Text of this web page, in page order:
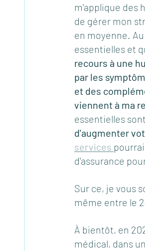
m'applique des
de gérer mon
en moyenne.
essentielles et
recours à une
par les
et des
viennent à ma
essentielles
d'augmenter
services
d'assurance
Sur ce, je vous
même entre le
À bientôt, en
médical, dans